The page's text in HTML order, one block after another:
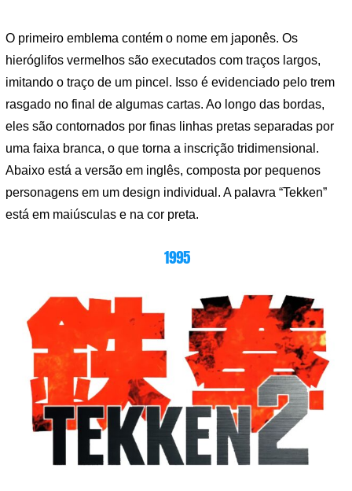
O primeiro emblema contém o nome em japonês. Os
hieróglifos vermelhos são executados com traços largos,
imitando o traço de um pincel. Isso é evidenciado pelo trem
rasgado no final de algumas cartas. Ao longo das bordas,
eles são contornados por finas linhas pretas separadas por
uma faixa branca, o que torna a inscrição tridimensional.
Abaixo está a versão em inglês, composta por pequenos
personagens em um design individual. A palavra “Tekken”
está em maiúsculas e na cor preta.
1995